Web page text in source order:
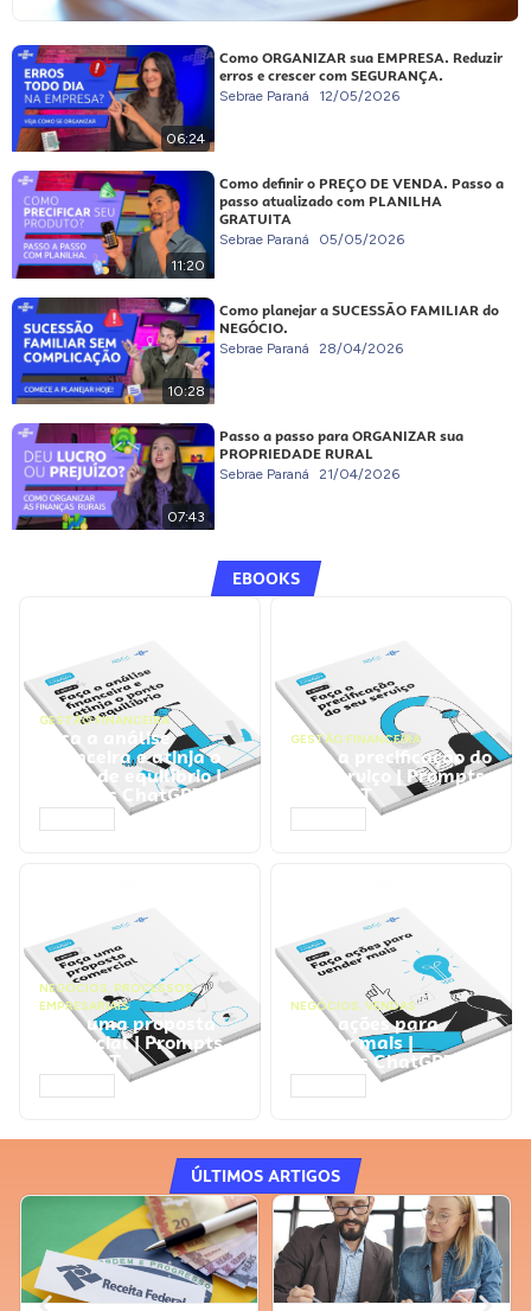
06:24
Como ORGANIZAR sua EMPRESA. Reduzir
erros e crescer com SEGURANÇA.
Sebrae Paraná 12/05/2026
11:20
Como definir o PREÇO DE VENDA. Passo a
passo atualizado com PLANILHA
GRATUITA
Sebrae Paraná 05/05/2026
10:28
Como planejar a SUCESSÃO FAMILIAR do
NEGÓCIO.
Sebrae Paraná 28/04/2026
07:43
Passo a passo para ORGANIZAR sua
PROPRIEDADE RURAL
Sebrae Paraná 21/04/2026
EBOOKS
GESTÃO FINANCEIRA
Faça a análise
financeira e atinja o
ponto de equilíbrio |
Prompts ChatGPT
GESTÃO FINANCEIRA
Faça a precificação do
seu serviço | Prompts
ChatGPT
NEGÓCIOS, PROCESSOS
EMPRESARIAIS
Faça uma proposta
comercial | Prompts
ChatGPT
NEGÓCIOS, VENDAS
Faça ações para
vender mais |
Prompts ChatGPT
ÚLTIMOS ARTIGOS